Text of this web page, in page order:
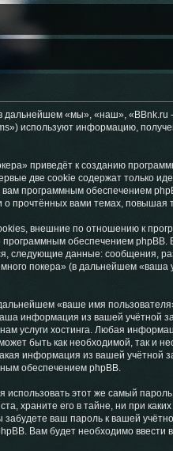
«мы», «наш»,
используют информацию,
приведёт к созданию
две cookie содержат только
программным обеспечением
прочтённых вами темах,
внешние по отношению к
программным обеспечением
следующие данные: сообщения,
покера» (в дальнейшем «ваша
«ваше имя
информация из вашей учётной
услуги хостинга. Любая
быть как необходимой, так и
информация из вашей учётной
обеспечением phpBB.
этот же самый
храните его в тайне, ни при
ваш пароль к вашей
Вам будет необходимо ввести